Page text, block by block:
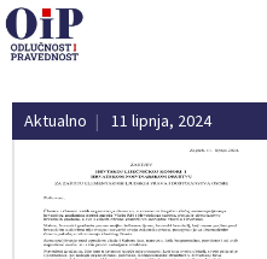
Aktualno | 11 lipnja, 2024